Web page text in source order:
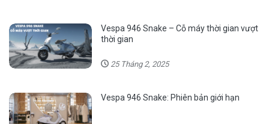
Vespa 946 Snake – Cỗ máy thời gian vượt
thời gian
25 Tháng 2, 2025
Vespa 946 Snake: Phiên bản giới hạn